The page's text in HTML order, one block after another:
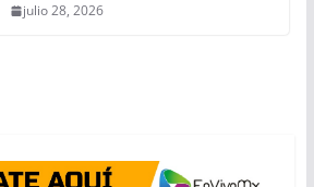
julio 28, 2026